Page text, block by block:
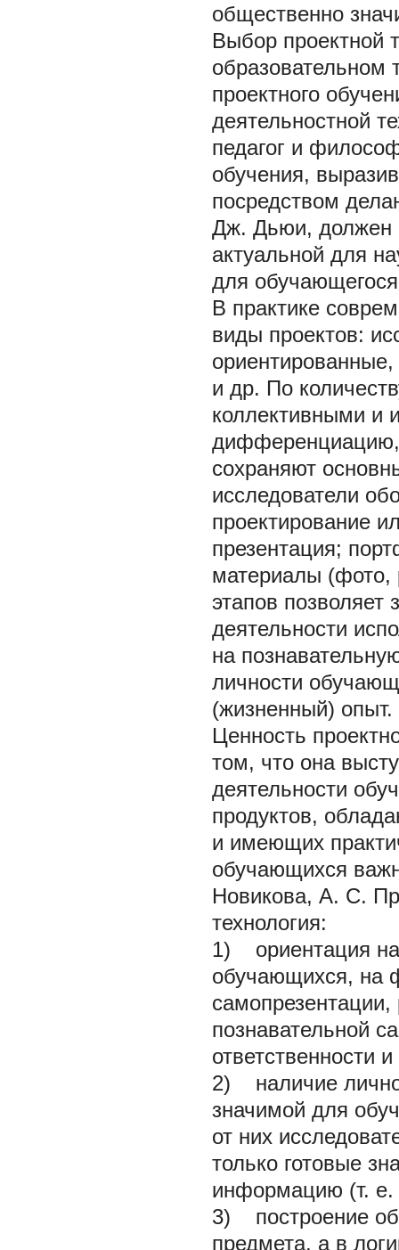
общественно
Выбор проектной
образовательном
проектного
деятельностной
педагог и
обучения,
посредством
Дж. Дьюи, должен
актуальной для
для
В практике
виды проектов:
и др. По
коллективными и
дифференциацию,
сохраняют
исследователи
проектирование
презентация;
материалы (фото,
этапов позволяет
деятельности
на
личности
(жизненный) опыт.
Ценность
том, что она
деятельности
продуктов,
и имеющих
обучающихся
Новикова, А. С.
технология:
1) ориентация на
обучающихся, на
познавательной
ответственности
2) наличие
значимой для
от них
только готовые
информацию (т. е.
3) построение
предмета, а в